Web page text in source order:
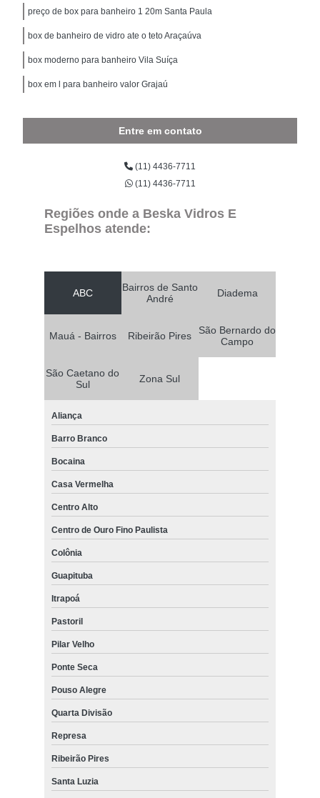
preço de box para banheiro 1 20m Santa Paula
box de banheiro de vidro ate o teto Araçaúva
box moderno para banheiro Vila Suíça
box em l para banheiro valor Grajaú
Entre em contato
(11) 4436-7711
(11) 4436-7711
Regiões onde a Beska Vidros E
Espelhos atende:
ABC
Bairros de Santo
André
Diadema
Mauá - Bairros Ribeirão Pires
São Bernardo do
Campo
São Caetano do
Sul
Zona Sul
Aliança
Barro Branco
Bocaina
Casa Vermelha
Centro Alto
Centro de Ouro Fino Paulista
Colônia
Guapituba
Itrapoá
Pastoril
Pilar Velho
Ponte Seca
Pouso Alegre
Quarta Divisão
Represa
Ribeirão Pires
Santa Luzia